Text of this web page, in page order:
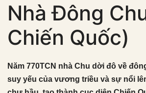
Nhà Đông
Chiến Quốc)
Năm 770TCN nhà Chu dời đô về
suy yếu của vương triều và sự nổi